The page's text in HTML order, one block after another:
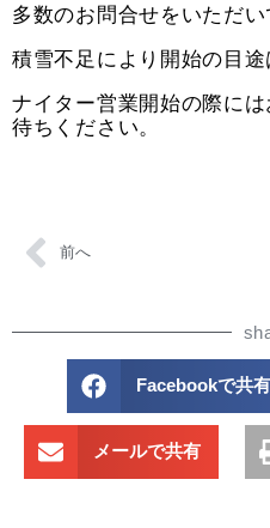
多数のお問合せをいただ
積雪不足により開始の目途
ナイター営業開始の際に
待ちください。
前へ
Facebookで共有
メールで共有